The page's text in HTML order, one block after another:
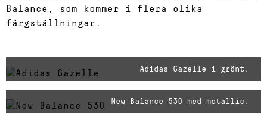
Balance, som kommer i flera olika
färgställningar.
Adidas Gazelle i grönt.
New Balance 530 med metallic.